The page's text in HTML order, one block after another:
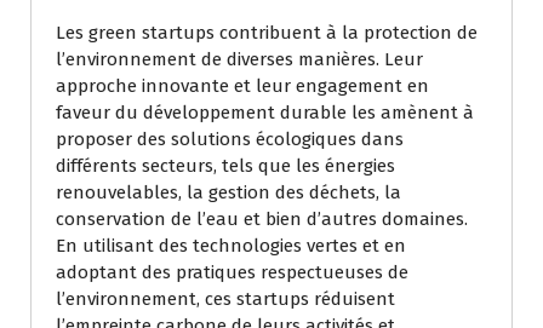
Les green startups contribuent à la protection de
l’environnement de diverses manières. Leur
approche innovante et leur engagement en
faveur du développement durable les amènent à
proposer des solutions écologiques dans
différents secteurs, tels que les énergies
renouvelables, la gestion des déchets, la
conservation de l’eau et bien d’autres domaines.
En utilisant des technologies vertes et en
adoptant des pratiques respectueuses de
l’environnement, ces startups réduisent